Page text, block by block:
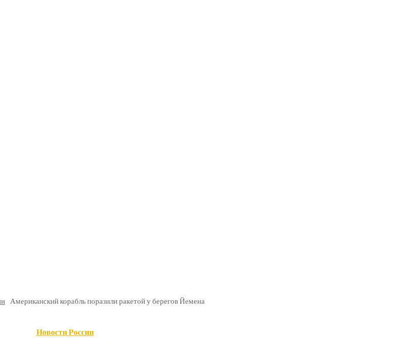
Американский корабль поразили ракетой у берегов Йемена
Новости России